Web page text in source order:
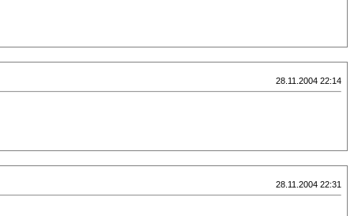
28.11.2004 22:14
28.11.2004 22:31